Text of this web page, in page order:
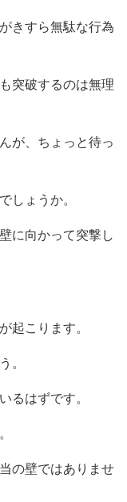
きすら無駄な行為
突破するのは無理
が、ちょっと待っ
しょうか。
に向かって突撃し
起こります。
。
るはずです。
の壁ではありませ